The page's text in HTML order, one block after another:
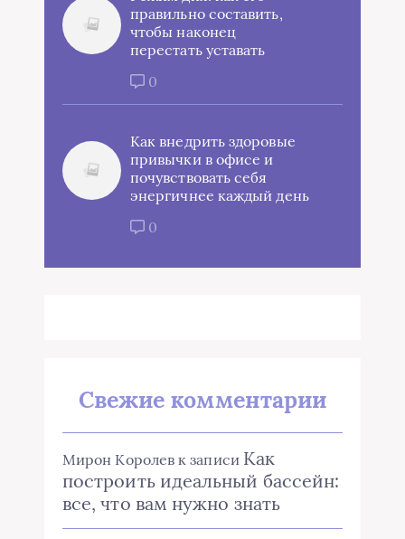
правильно составить,
чтобы наконец
перестать уставать
0
Как внедрить здоровые
привычки в офисе и
почувствовать себя
энергичнее каждый день
0
Свежие комментарии
Мирон Королев к записи Как
построить идеальный бассейн:
все, что вам нужно знать